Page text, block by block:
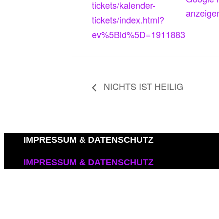
tickets/kalender-
tickets/index.html?
ev%5Bid%5D=1911883
NICHTS IST HEILIG
IMPRESSUM & DATENSCHUTZ
IMPRESSUM & DATENSCHUTZ